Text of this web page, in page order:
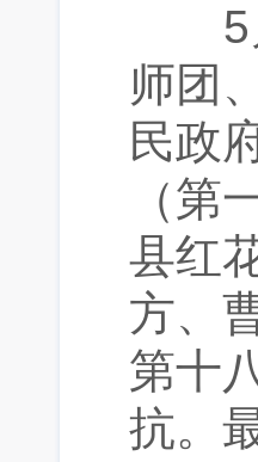
5月
师团
民政
（第
县红
方、
第十
抗。